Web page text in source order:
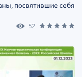
посвятившие себя
52